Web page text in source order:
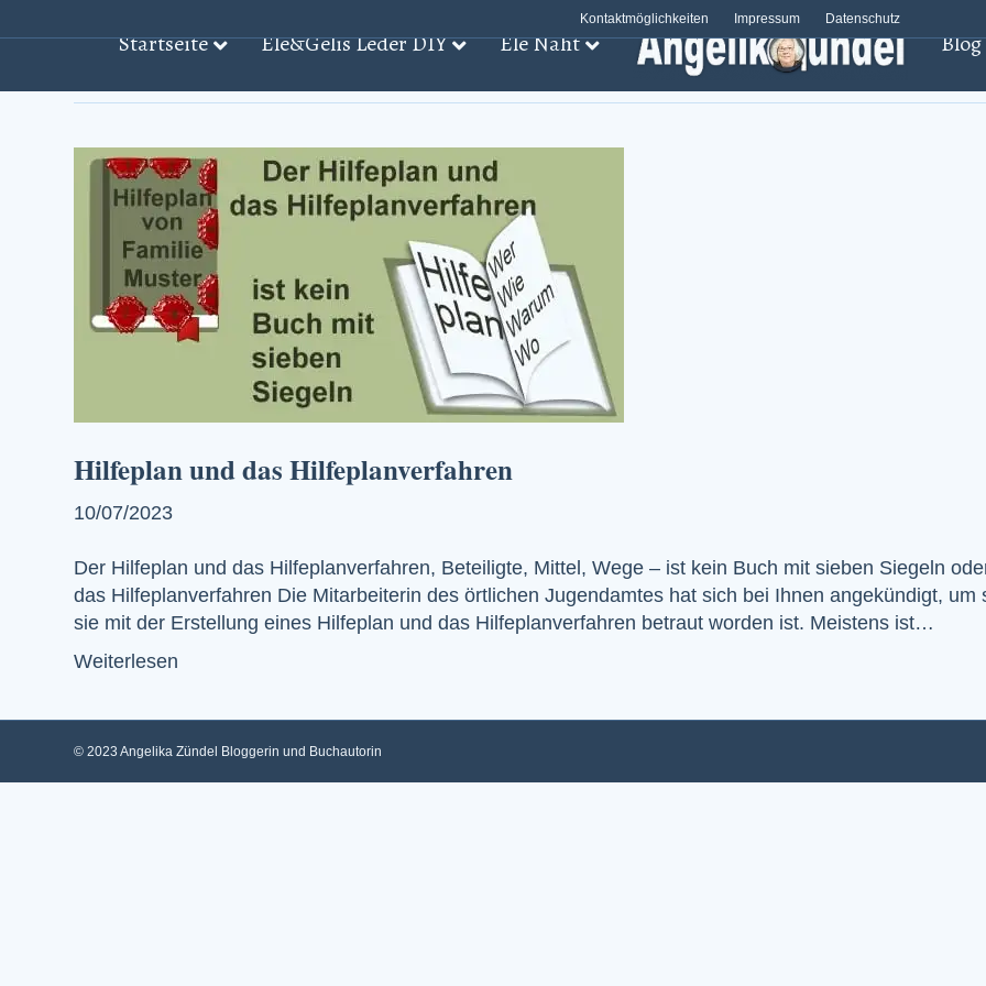
Kontaktmöglichkeiten Impressum Datenschutz
Startseite Ele&Gelis Leder DIY Ele Näht Blog
Hilfeplan und das Hilfeplanverfahren
10/07/2023
Der Hilfeplan und das Hilfeplanverfahren, Beteiligte, Mittel, Wege – ist kein Buch mit sieben Siegeln
das Hilfeplanverfahren Die Mitarbeiterin des örtlichen Jugendamtes hat sich bei Ihnen angekündigt,
sie mit der Erstellung eines Hilfeplan und das Hilfeplanverfahren betraut worden ist. Meistens ist…
Weiterlesen
© 2023 Angelika Zündel Bloggerin und Buchautorin